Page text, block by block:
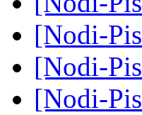
[Nodi-
[Nodi-
[Nodi-